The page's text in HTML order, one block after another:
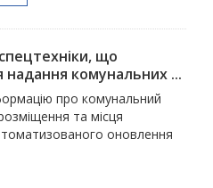
що
надання комунальних ...
про комунальний
та місця
оновлення